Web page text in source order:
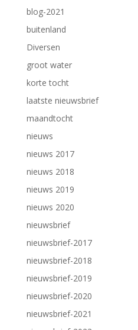
blog-2021
buitenland
Diversen
groot water
korte tocht
laatste nieuwsbrief
maandtocht
nieuws
nieuws 2017
nieuws 2018
nieuws 2019
nieuws 2020
nieuwsbrief
nieuwsbrief-2017
nieuwsbrief-2018
nieuwsbrief-2019
nieuwsbrief-2020
nieuwsbrief-2021